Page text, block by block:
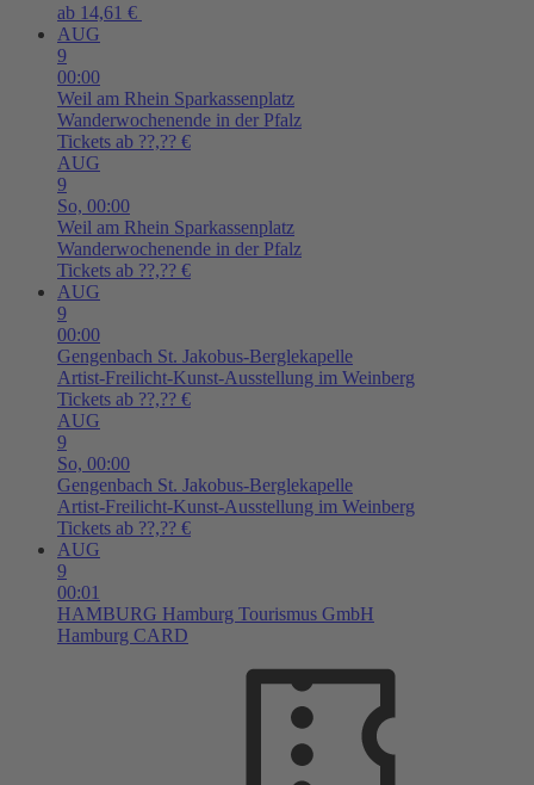
ab 14,61 €
AUG
9
00:00
Weil am Rhein Sparkassenplatz
Wanderwochenende in der Pfalz
Tickets ab ??,?? €
AUG
9
So, 00:00
Weil am Rhein Sparkassenplatz
Wanderwochenende in der Pfalz
Tickets ab ??,?? €
AUG
9
00:00
Gengenbach St. Jakobus-Berglekapelle
Artist-Freilicht-Kunst-Ausstellung im Weinberg
Tickets ab ??,?? €
AUG
9
So, 00:00
Gengenbach St. Jakobus-Berglekapelle
Artist-Freilicht-Kunst-Ausstellung im Weinberg
Tickets ab ??,?? €
AUG
9
00:01
HAMBURG Hamburg Tourismus GmbH
Hamburg CARD